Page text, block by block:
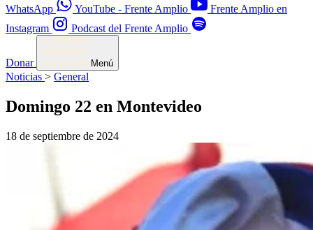
WhatsApp YouTube - Frente Amplio
Frente Amplio en
Instagram
Podcast del Frente Amplio
Donar Menú
Noticias > General
Domingo 22 en Montevideo
18 de septiembre de 2024